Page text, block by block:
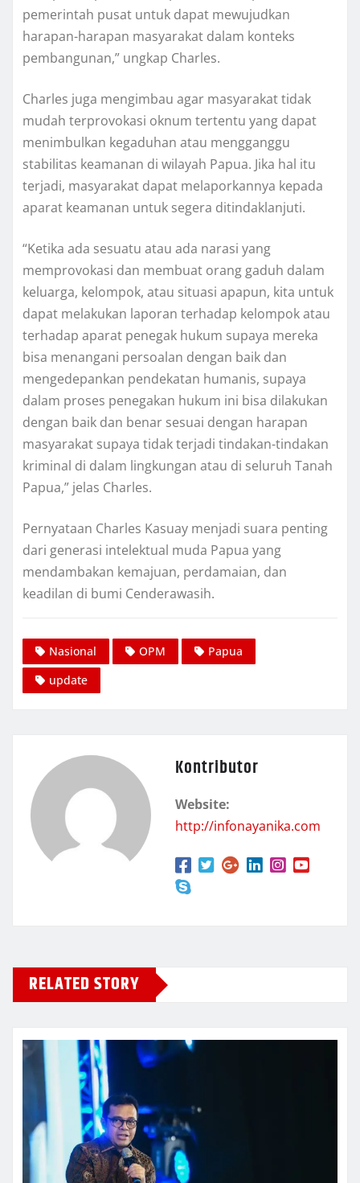
pemerintah pusat untuk dapat mewujudkan
harapan-harapan masyarakat dalam konteks
pembangunan,” ungkap Charles.
Charles juga mengimbau agar masyarakat tidak
mudah terprovokasi oknum tertentu yang dapat
menimbulkan kegaduhan atau mengganggu
stabilitas keamanan di wilayah Papua. Jika hal itu
terjadi, masyarakat dapat melaporkannya kepada
aparat keamanan untuk segera ditindaklanjuti.
“Ketika ada sesuatu atau ada narasi yang
memprovokasi dan membuat orang gaduh dalam
keluarga, kelompok, atau situasi apapun, kita untuk
dapat melakukan laporan terhadap kelompok atau
terhadap aparat penegak hukum supaya mereka
bisa menangani persoalan dengan baik dan
mengedepankan pendekatan humanis, supaya
dalam proses penegakan hukum ini bisa dilakukan
dengan baik dan benar sesuai dengan harapan
masyarakat supaya tidak terjadi tindakan-tindakan
kriminal di dalam lingkungan atau di seluruh Tanah
Papua,” jelas Charles.
Pernyataan Charles Kasuay menjadi suara penting
dari generasi intelektual muda Papua yang
mendambakan kemajuan, perdamaian, dan
keadilan di bumi Cenderawasih.
Nasional OPM
Papua
update
Kontributor
Website:
http://infonayanika.com
RELATED STORY